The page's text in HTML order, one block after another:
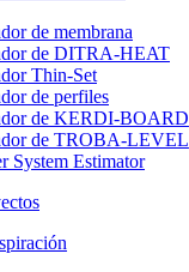
de membrana
de DITRA-HEAT
Thin-Set
de perfiles
de KERDI-BOARD
de TROBA-LEVEL
System Estimator